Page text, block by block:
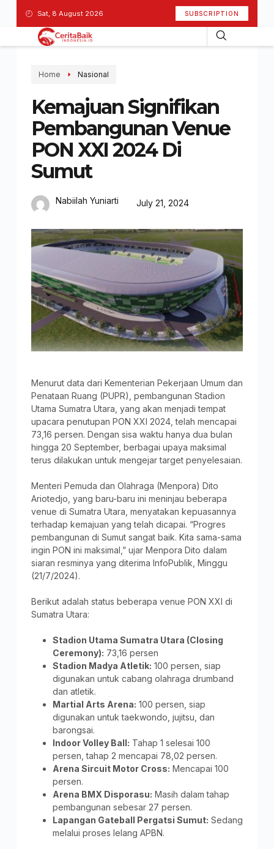
Sat, 8 August 2026 SUBSCRIPTION
Home Nasional
Kemajuan Signifikan
Pembangunan Venue
PON XXI 2024 Di
Sumut
Nabiilah Yuniarti July 21, 2024
Menurut data dari Kementerian Pekerjaan Umum dan
Penataan Ruang (PUPR), pembangunan Stadion
Utama Sumatra Utara, yang akan menjadi tempat
upacara penutupan PON XXI 2024, telah mencapai
73,16 persen. Dengan sisa waktu hanya dua bulan
hingga 20 September, berbagai upaya maksimal
terus dilakukan untuk mengejar target penyelesaian.
Menteri Pemuda dan Olahraga (Menpora) Dito
Ariotedjo, yang baru-baru ini meninjau beberapa
venue di Sumatra Utara, menyatakan kepuasannya
terhadap kemajuan yang telah dicapai. “Progres
pembangunan di Sumut sangat baik. Kita sama-sama
ingin PON ini maksimal,” ujar Menpora Dito dalam
siaran resminya yang diterima InfoPublik, Minggu
(21/7/2024).
Berikut adalah status beberapa venue PON XXI di
Sumatra Utara:
Stadion Utama Sumatra Utara (Closing
Ceremony): 73,16 persen
Stadion Madya Atletik: 100 persen, siap
digunakan untuk cabang olahraga drumband
dan atletik.
Martial Arts Arena: 100 persen, siap
digunakan untuk taekwondo, jujitsu, dan
barongsai.
Indoor Volley Ball: Tahap 1 selesai 100
persen, tahap 2 mencapai 78,02 persen.
Arena Sircuit Motor Cross: Mencapai 100
persen.
Arena BMX Disporasu: Masih dalam tahap
pembangunan sebesar 27 persen.
Lapangan Gateball Pergatsi Sumut: Sedang
melalui proses lelang APBN.